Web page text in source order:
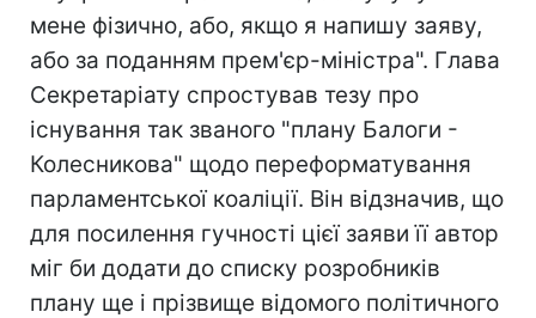
мене фізично, або, якщо я напишу заяву,
або за поданням прем'єр-міністра". Глава
Секретаріату спростував тезу про
існування так званого "плану Балоги -
Колесникова" щодо переформатування
парламентської коаліції. Він відзначив, що
для посилення гучності цієї заяви її автор
міг би додати до списку розробників
плану ще і прізвище відомого політичного